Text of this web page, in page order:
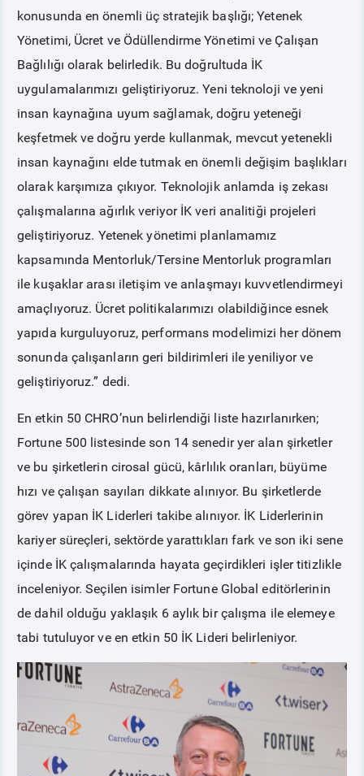
BT HİZMET YÖNETİM SİSTEMİ POLİTİKAMIZ
konusunda en önemli üç stratejik başlığı; Yetenek
Yönetimi, Ücret ve Ödüllendirme Yönetimi ve Çalışan
Bağlılığı olarak belirledik. Bu doğrultuda İK
uygulamalarımızı geliştiriyoruz. Yeni teknoloji ve yeni
insan kaynağına uyum sağlamak, doğru yeteneği
keşfetmek ve doğru yerde kullanmak, mevcut yetenekli
insan kaynağını elde tutmak en önemli değişim başlıkları
olarak karşımıza çıkıyor. Teknolojik anlamda iş zekası
çalışmalarına ağırlık veriyor İK veri analitiği projeleri
geliştiriyoruz. Yetenek yönetimi planlamamız
kapsamında Mentorluk/Tersine Mentorluk programları
ile kuşaklar arası iletişim ve anlaşmayı kuvvetlendirmeyi
amaçlıyoruz. Ücret politikalarımızı olabildiğince esnek
yapıda kurguluyoruz, performans modelimizi her dönem
sonunda çalışanların geri bildirimleri ile yeniliyor ve
geliştiriyoruz.” dedi.
En etkin 50 CHRO’nun belirlendiği liste hazırlanırken;
Fortune 500 listesinde son 14 senedir yer alan şirketler
ve bu şirketlerin cirosal gücü, kârlılık oranları, büyüme
hızı ve çalışan sayıları dikkate alınıyor. Bu şirketlerde
görev yapan İK Liderleri takibe alınıyor. İK Liderlerinin
kariyer süreçleri, sektörde yarattıkları fark ve son iki sene
içinde İK çalışmalarında hayata geçirdikleri işler titizlikle
inceleniyor. Seçilen isimler Fortune Global editörlerinin
de dahil olduğu yaklaşık 6 aylık bir çalışma ile elemeye
tabi tutuluyor ve en etkin 50 İK Lideri belirleniyor.